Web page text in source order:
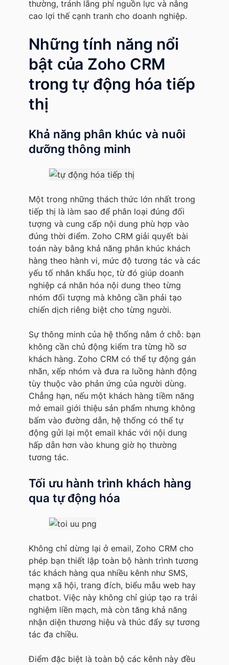
thường, tránh lãng phí nguồn lực và nâng
cao lợi thế cạnh tranh cho doanh nghiệp.
Những tính năng nổi
bật của Zoho CRM
trong tự động hóa tiếp
thị
Khả năng phân khúc và nuôi
dưỡng thông minh
Một trong những thách thức lớn nhất trong
tiếp thị là làm sao để phân loại đúng đối
tượng và cung cấp nội dung phù hợp vào
đúng thời điểm. Zoho CRM giải quyết bài
toán này bằng khả năng phân khúc khách
hàng theo hành vi, mức độ tương tác và các
yếu tố nhân khẩu học, từ đó giúp doanh
nghiệp cá nhân hóa nội dung theo từng
nhóm đối tượng mà không cần phải tạo
chiến dịch riêng biệt cho từng người.
Sự thông minh của hệ thống nằm ở chỗ: bạn
không cần chủ động kiểm tra từng hồ sơ
khách hàng. Zoho CRM có thể tự động gán
nhãn, xếp nhóm và đưa ra luồng hành động
tùy thuộc vào phản ứng của người dùng.
Chẳng hạn, nếu một khách hàng tiềm năng
mở email giới thiệu sản phẩm nhưng không
bấm vào đường dẫn, hệ thống có thể tự
động gửi lại một email khác với nội dung
hấp dẫn hơn vào khung giờ họ thường
tương tác.
Tối ưu hành trình khách hàng
qua tự động hóa
Không chỉ dừng lại ở email, Zoho CRM cho
phép bạn thiết lập toàn bộ hành trình tương
tác khách hàng qua nhiều kênh như SMS,
mạng xã hội, trang đích, biểu mẫu web hay
chatbot. Việc này không chỉ giúp tạo ra trải
nghiệm liền mạch, mà còn tăng khả năng
nhận diện thương hiệu và thúc đẩy sự tương
tác đa chiều.
Điểm đặc biệt là toàn bộ các kênh này đều